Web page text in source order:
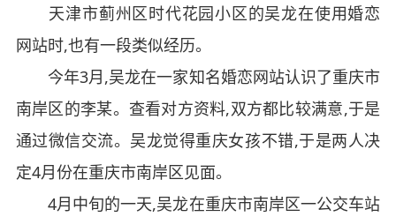
天津市蓟州区时代花园小区的吴龙在使用婚恋
网站时,也有一段类似经历。
今年3月,吴龙在一家知名婚恋网站认识了重庆市
南岸区的李某。查看对方资料,双方都比较满意,于是
通过微信交流。吴龙觉得重庆女孩不错,于是两人决
定4月份在重庆市南岸区见面。
4月中旬的一天,吴龙在重庆市南岸区一公交车站